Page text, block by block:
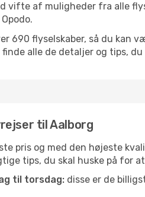
vifte af muligheder fra alle
690 flyselskaber, så du kan
alle de detaljer og tips,
til Aalborg
pris og med den højeste
tips, du skal huske på for
til torsdag: disse er de